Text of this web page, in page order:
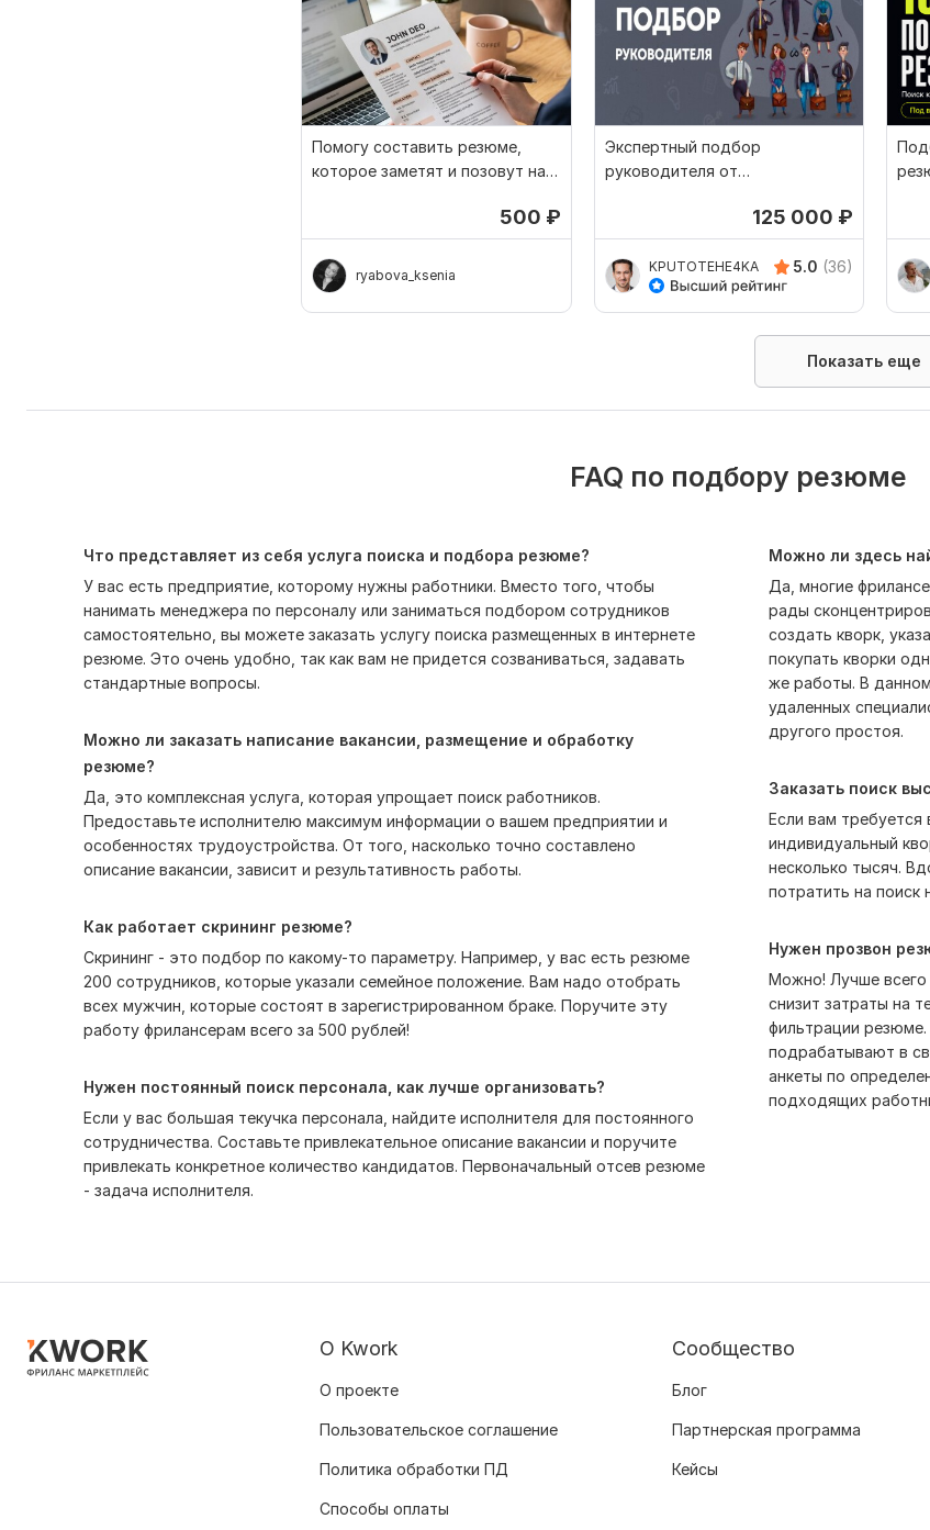
Помогу составить резюме,
которое заметят и позовут на
500 ₽
ryabova_ksenia
Экспертный подбор
руководителя от
125 000 ₽
KPUTOTEHE4KA 5.0 (36)
Показать еще
FAQ по подбору резюме
Что представляет из себя услуга поиска и подбора резюме?
У вас есть предприятие, которому нужны работники. Вместо того, чтобы
нанимать менеджера по персоналу или заниматься подбором сотрудников
самостоятельно, вы можете заказать услугу поиска размещенных в интернете
резюме. Это очень удобно, так как вам не придется созваниваться, задавать
стандартные вопросы.
Можно ли заказать написание вакансии, размещение и обработку
резюме?
Да, это комплексная услуга, которая упрощает поиск работников.
Предоставьте исполнителю максимум информации о вашем предприятии и
особенностях трудоустройства. От того, насколько точно составлено
описание вакансии, зависит и результативность работы.
Как работает скрининг резюме?
Скрининг - это подбор по какому-то параметру. Например, у вас есть резюме
200 сотрудников, которые указали семейное положение. Вам надо отобрать
всех мужчин, которые состоят в зарегистрированном браке. Поручите эту
работу фрилансерам всего за 500 рублей!
Нужен постоянный поиск персонала, как лучше организовать?
Если у вас большая текучка персонала, найдите исполнителя для постоянного
сотрудничества. Составьте привлекательное описание вакансии и поручите
привлекать конкретное количество кандидатов. Первоначальный отсев резюме
- задача исполнителя.
Можно ли здесь
Да, многие
рады
создать кворк,
покупать кворки
же работы. В
удаленных
другого простоя.
Заказать поиск
Если вам
индивидуальный
несколько тысяч.
потратить на поиск
Нужен прозвон
Можно! Лучше всего
снизит затраты на
фильтрации
подрабатывают в
анкеты по
подходящих
О Kwork
О проекте
Пользовательское соглашение
Политика обработки ПД
Способы оплаты
Сообщество
Блог
Партнерская программа
Кейсы